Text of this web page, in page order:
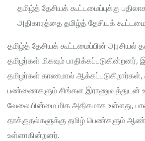
தமிழ்த் தேசியக் கூட்டமைப்புக்கு
அதிகாரத்தை தமிழ்த் தேசியக்
தமிழ்த் தேசியக் கூட்டமைப்பின்
தமிழர்கள் மிகவும்
தமிழர்கள் காணமால் ஆக்கப்படுகிறார்கள்,
பண்ணைகளும் சிங்கள இராணுவத்துடன்
வேலையின்மை மிக அதிகமாக உள்ளது,
தாக்குதல்களுக்கு தமிழ் பெண்களும்
உள்ளாகின்றனர்.